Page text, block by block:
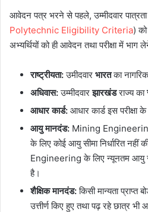
आवेदन पत्र भरने से पहले, उम्मीदवार पात्रता
Polytechnic Eligibility Criteria)
अभ्यर्थियों को ही आवेदन तथा परीक्षा में भाग
राष्ट्रीयता:उमीदवार भारतका नागरिक
अधिवास:उम्मीदवारझारखंडराज्य का
आधार कार्ड: आधार कार्ड इस
आयु मानदंड: Mining
के लिए कोई आयु सीमा निर्धारित
Engineering के लिए न्यूनतम आयु
है।
शैक्षिक मानदंड:किसी मान्यता प्राप्त
उत्तीर्ण किए हुए तथा पढ़ रहे छात्र